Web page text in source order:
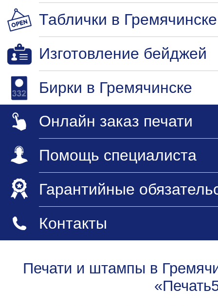
Таблички в Гремячинске
Изготовление бейджей
Бирки в Гремячинске
Онлайн заказ печати
Помощь специалиста
Гарантийные
Контакты
Печати и штампы в